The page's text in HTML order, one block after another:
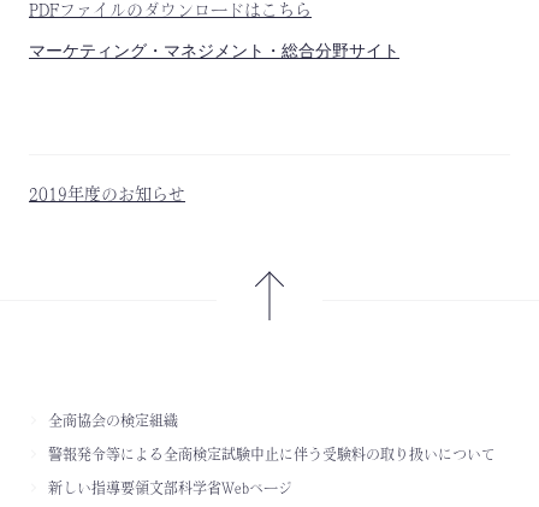
PDFファイルのダウンロードはこちら
マーケティング・マネジメント・総合分野サイト
2019年度のお知らせ
全商協会の検定組織
警報発令等による全商検定試験中止に伴う受験料の取り扱いについて
新しい指導要領文部科学省Webページ